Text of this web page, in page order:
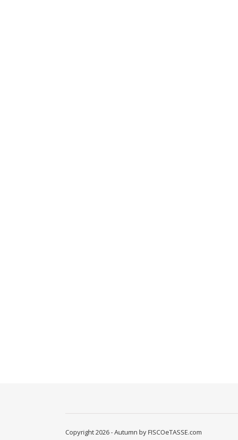
Copyright 2026 - Autumn by FISCOeTASSE.com